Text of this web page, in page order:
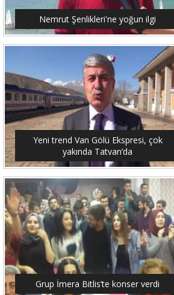
Nemrut Şenlikleri'ne yoğun ilgi
Yeni trend Van Gölü Ekspresi, çok
yakında Tatvan’da
Grup İmera Bitlis’te konser verdi